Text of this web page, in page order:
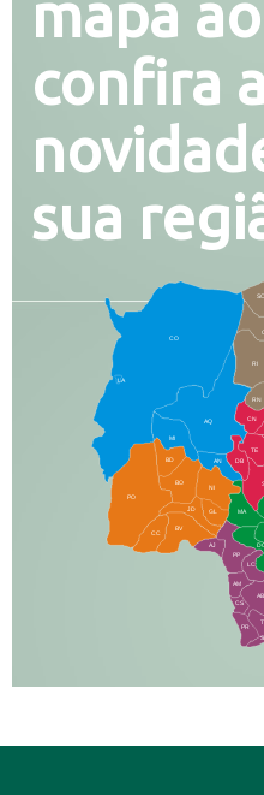
mapa
confira
sua
CO
AQ
MI
AN
RI
MA
BD
BO
NI
JD
PO
BV
CC
PP
AJ
LC
AM
AB
DB
TE
CS
PR
RN
CN
GL
SO
LA